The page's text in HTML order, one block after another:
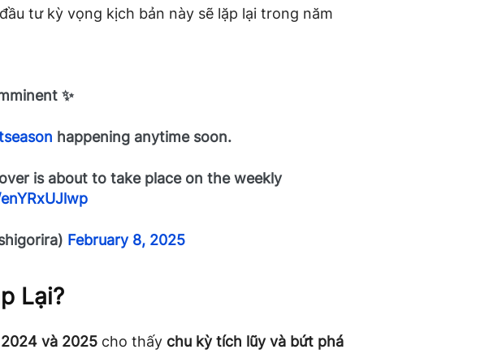
tư kỳ vọng kịch bản này sẽ lặp lại trong năm
✨
happening anytime soon.
is about to take place on the weekly
February 8, 2025
Lại?
2024 và 2025 cho thấy chu kỳ tích lũy và bứt phá